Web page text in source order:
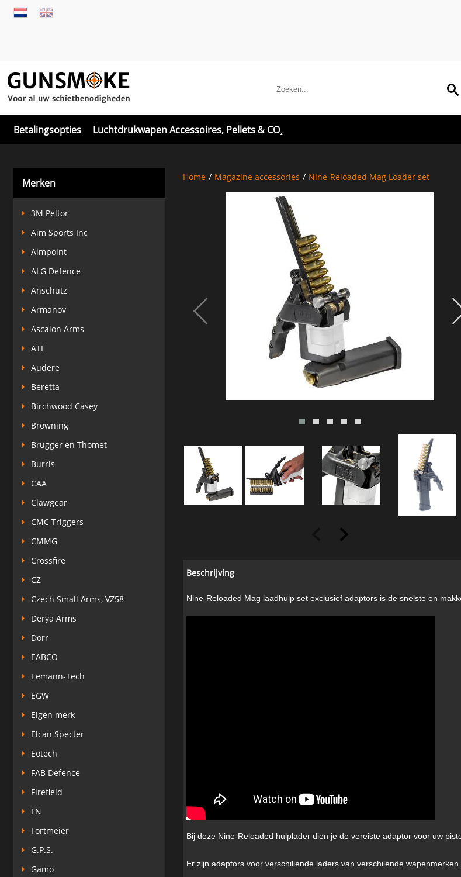
Betalingsopties Luchtdrukwapen Accessoires, Pellets & CO₂
Merken
3M Peltor
Aim Sports Inc
Aimpoint
ALG Defence
Anschutz
Armanov
Ascalon Arms
ATI
Audere
Beretta
Birchwood Casey
Browning
Brugger en Thomet
Burris
CAA
Clawgear
CMC Triggers
CMMG
Crossfire
CZ
Czech Small Arms, VZ58
Derya Arms
Dorr
EABCO
Eemann-Tech
EGW
Eigen merk
Elcan Specter
Eotech
FAB Defence
Firefield
FN
Fortmeier
G.P.S.
Gamo
Home / Magazine accessories / Nine-Reloaded Mag Loader set
Beschrijving
Nine-Reloaded Mag laadhulp set exclusief adaptors is de snelste en
Bij deze Nine-Reloaded hulplader dien je de vereiste adaptor voor uw
Er zijn adaptors voor verschillende laders van verschilende